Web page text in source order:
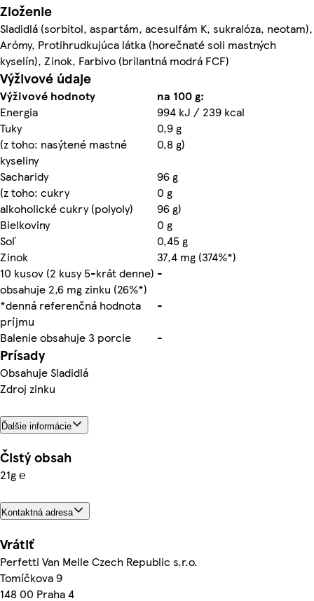
Zloženie
Sladidlá (sorbitol, aspartám, acesulfám K, sukralóza, neotam),
Arómy, Protihrudkujúca látka (horečnaté soli mastných
kyselín), Zinok, Farbivo (brilantná modrá FCF)
Výživové údaje
Výživové hodnoty
na 100 g:
Energia
994 kJ / 239 kcal
Tuky
0,9 g
(z toho: nasýtené mastné
kyseliny
0,8 g)
Sacharidy
96 g
(z toho: cukry
0 g
alkoholické cukry (polyoly)
96 g)
Bielkoviny
0 g
Soľ
0,45 g
Zinok
37,4 mg (374%*)
10 kusov (2 kusy 5-krát denne)
obsahuje 2,6 mg zinku (26%*)
-
*denná referenčná hodnota
príjmu
-
Balenie obsahuje 3 porcie
-
Prísady
Obsahuje Sladidlá
Zdroj zinku
Ďalšie informácie
Čistý obsah
21g ℮
Kontaktná adresa
Vrátiť
Perfetti Van Melle Czech Republic s.r.o.
Tomíčkova 9
148 00 Praha 4